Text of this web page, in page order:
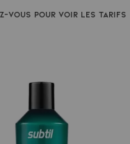
vous pour voir les tarifs